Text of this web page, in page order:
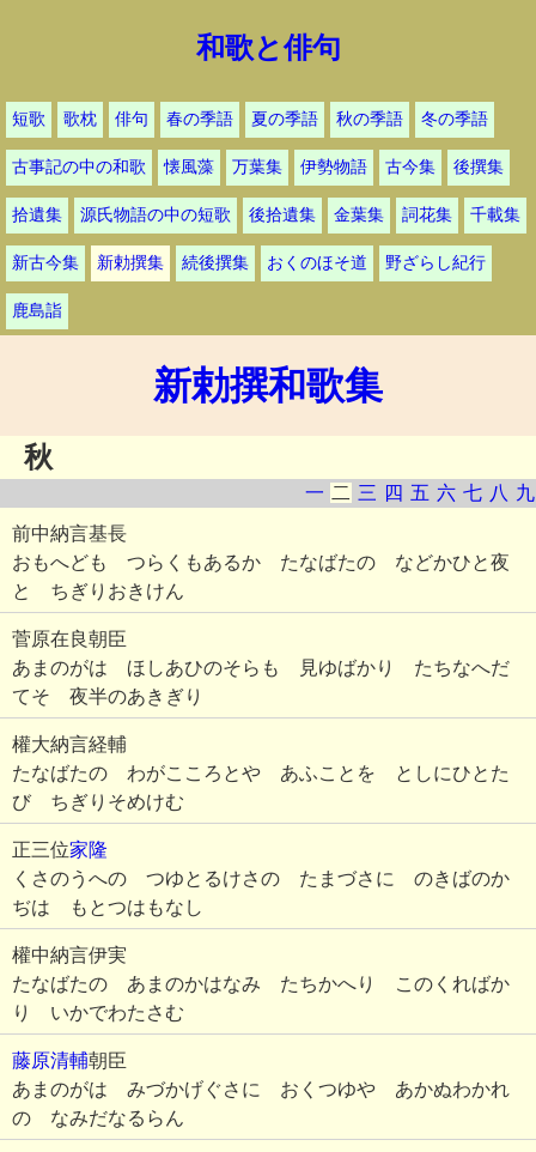
和歌と俳句
短歌 歌枕 俳句 春の季語 夏の季語 秋の季語 冬の季語
古事記の中の和歌 懐風藻 万葉集 伊勢物語 古今集 後撰集
拾遺集 源氏物語の中の短歌 後拾遺集 金葉集 詞花集 千載集
新古今集 新勅撰集 続後撰集 おくのほそ道 野ざらし紀行
鹿島詣
新勅撰和歌集
秋
一 二 三 四 五 六 七 八 九
前中納言基長
おもへども つらくもあるか たなばたの などかひと夜
と ちぎりおきけん
菅原在良朝臣
あまのがは ほしあひのそらも 見ゆばかり たちなへだ
てそ 夜半のあきぎり
權大納言経輔
たなばたの わがこころとや あふことを としにひとた
び ちぎりそめけむ
正三位家隆
くさのうへの つゆとるけさの たまづさに のきばのか
ぢは もとつはもなし
權中納言伊実
たなばたの あまのかはなみ たちかへり このくればか
り いかでわたさむ
藤原清輔朝臣
あまのがは みづかげぐさに おくつゆや あかぬわかれ
の なみだなるらん